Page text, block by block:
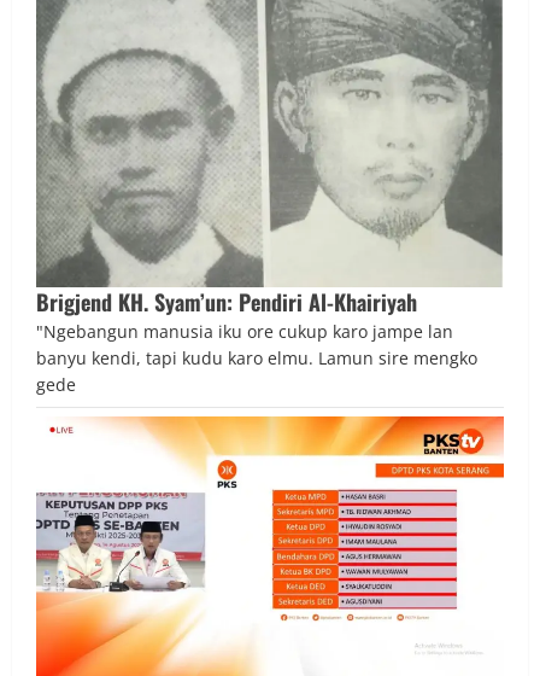
Brigjend KH. Syam’un: Pendiri Al-Khairiyah
"Ngebangun manusia iku ore cukup karo jampe lan
banyu kendi, tapi kudu karo elmu. Lamun sire mengko
gede